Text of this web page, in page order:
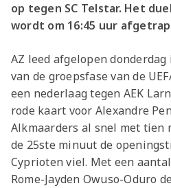
op tegen SC Telstar. Het
wordt om 16:45 uur
AZ leed afgelopen
van de groepsfase van de
een nederlaag tegen AEK
rode kaart voor Alexandre
Alkmaarders al snel met tien
de 25ste minuut de
Cyprioten viel. Met een
Rome-Jayden Owuso-Oduro